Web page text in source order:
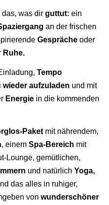
was dir guttut: ein
an der frischen
Gespräche oder
Ruhe.
Tempo
wieder aufzuladen und mit
Energie in die kommenden
Paket mit nährendem,
, einem Spa-Bereich mit
Lounge, gemütlichen,
und natürlich Yoga,
das alles in ruhiger,
von wunderschöner